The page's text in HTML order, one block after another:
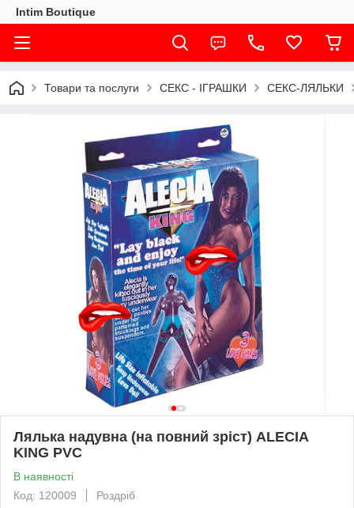
Intim Boutique
Товари та послуги СЕКС - ІГРАШКИ СЕКС-ЛЯЛЬКИ
Лялька надувна (на повний зріст) ALECIA
KING PVC
В наявності
Код: 120009
Роздріб